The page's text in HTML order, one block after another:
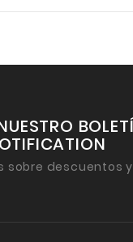
sobre descuentos